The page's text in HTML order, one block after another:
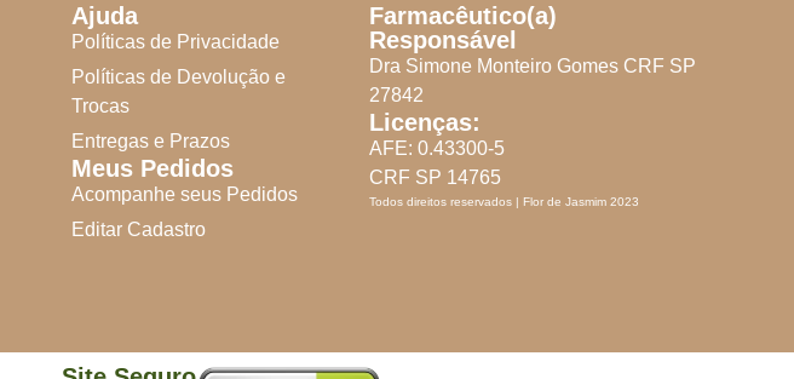
Ajuda
Políticas de Privacidade
Políticas de Devolução e
Trocas
Entregas e Prazos
Meus Pedidos
Acompanhe seus Pedidos
Editar Cadastro
Farmacêutico(a)
Responsável
Dra Simone Monteiro Gomes CRF SP
27842
Licenças:
AFE: 0.43300-5
CRF SP 14765
Todos direitos reservados | Flor de Jasmim 2023